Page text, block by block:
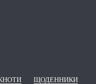
ЩОДЕННИКИ